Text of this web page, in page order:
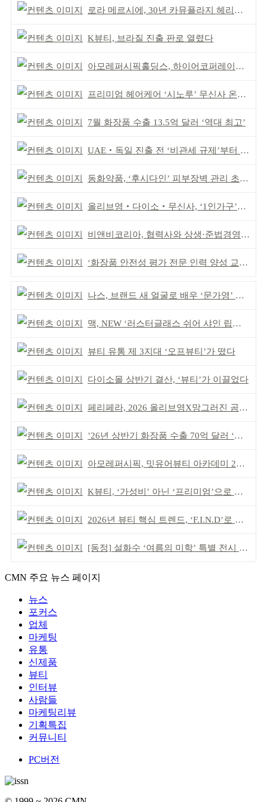
로라 메르시에, 30년 카뮤플라지 헤리티지 담아
K뷰티, 브라질 진출 판로 열렸다
아모레퍼시픽홀딩스, 하이어코퍼레이션과 투자계약
프리미엄 헤어케어 ‘시노루’ 무신사 온라인 입점
7월 화장품 수출 13.5억 달러 ‘역대 최고’
UAE‧독일 진출 전 ‘비관세 규제’부터 챙겨야
동화약품, ‘후시다인’ 피부장벽 관리 초점 ‘리브랜딩’
올리브영‧다이소‧무신사, ‘1인가구’가 이끈다
비앤비코리아, 협력사와 상생·준법경영 선언
‘화장품 안전성 평가 전문 인력 양성 교육’ 실시
나스, 브랜드 새 얼굴로 배우 ‘문가영’ 발탁
맥, NEW ‘러스터글래스 쉬어 샤인 립스틱’ 출시
뷰티 유통 제 3지대 ‘오프뷰티’가 떴다
다이소몰 상반기 결산, ‘뷰티’가 이끌었다
페리페라, 2026 올리브영X망그러진 곰 콜라보
’26년 상반기 화장품 수출 70억 달러 ‘역대 최고’
아모레퍼시픽, 밋유어뷰티 아카데미 2기 발대식
K뷰티, ‘가성비’ 아닌 ‘프리미엄’으로 승부걸어야
2026년 뷰티 핵심 트렌드, ‘F.I.N.D’로 읽는다
[동정] 설화수 ‘여름의 미학’ 특별 전시 개최
CMN 주요 뉴스 페이지
뉴스
포커스
업체
마케팅
유통
신제품
뷰티
인터뷰
사람들
마케팅리뷰
기획특집
커뮤니티
PC버전